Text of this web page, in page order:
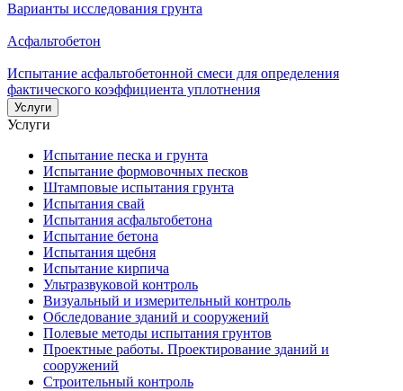
Варианты исследования грунта
Асфальтобетон
Испытание асфальтобетонной смеси для определения
фактического коэффициента уплотнения
Услуги
Услуги
Испытание песка и грунта
Испытание формовочных песков
Штамповые испытания грунта
Испытания свай
Испытания асфальтобетона
Испытание бетона
Испытания щебня
Испытание кирпича
Ультразвуковой контроль
Визуальный и измерительный контроль
Обследование зданий и сооружений
Полевые методы испытания грунтов
Проектные работы. Проектирование зданий и
сооружений
Строительный контроль